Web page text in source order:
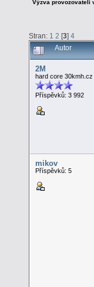
Výzva provozovateli
Stran: 1 2 [3] 4
Autor
2M
hard core 30kmh.cz
Příspěvků: 3 992
mikov
Příspěvků: 5